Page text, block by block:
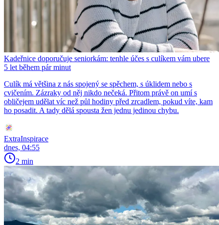
Kadeřnice doporučuje seniorkám: tenhle účes s culíkem vám ubere
5 let během pár minut
Culík má většina z nás spojený se spěchem, s úklidem nebo s
cvičením. Zázraky od něj nikdo nečeká. Přitom právě on umí s
obličejem udělat víc než půl hodiny před zrcadlem, pokud víte, kam
ho posadit. A tady dělá spousta žen jednu jedinou chybu.
ExtraInspirace
dnes, 04:55
2 min